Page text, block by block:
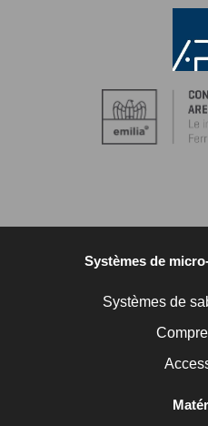
Systèmes de
Systèmes de